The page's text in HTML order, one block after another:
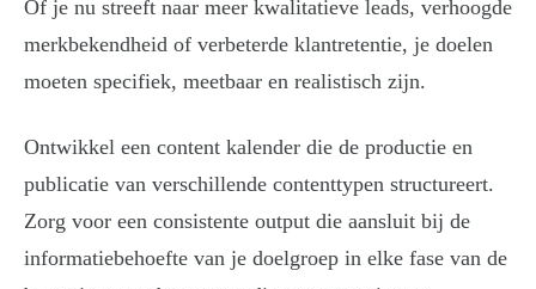
Of je nu streeft naar meer kwalitatieve leads, verhoogde
merkbekendheid of verbeterde klantretentie, je doelen
moeten specifiek, meetbaar en realistisch zijn.
Ontwikkel een content kalender die de productie en
publicatie van verschillende contenttypen structureert.
Zorg voor een consistente output die aansluit bij de
informatiebehoefte van je doelgroep in elke fase van de